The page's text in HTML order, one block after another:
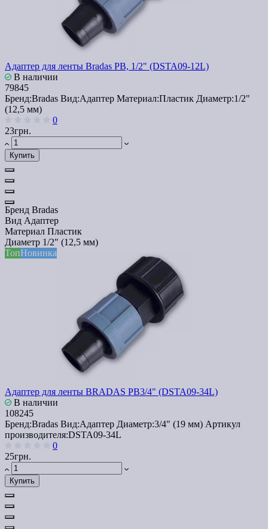
Адаптер для ленты Bradas РВ, 1/2" (DSTA09-12L)
В наличии
79845
Бренд:Bradas Вид:Адаптер Материал:Пластик Диаметр:1/2"
(12,5 мм)
0
23грн.
Купить
Бренд Bradas
Вид Адаптер
Материал Пластик
Диаметр 1/2" (12,5 мм)
ТопНовинка
Адаптер для ленты BRADAS РВ3/4" (DSTA09-34L)
В наличии
108245
Бренд:Bradas Вид:Адаптер Диаметр:3/4" (19 мм) Артикул
производителя:DSTA09-34L
0
25грн.
Купить